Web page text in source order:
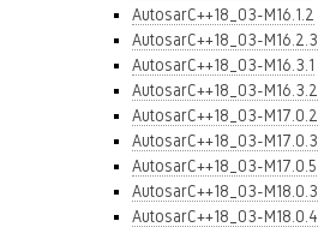
AutosarC++18_03-M16.1.2
AutosarC++18_03-M16.2.3
AutosarC++18_03-M16.3.1
AutosarC++18_03-M16.3.2
AutosarC++18_03-M17.0.2
AutosarC++18_03-M17.0.3
AutosarC++18_03-M17.0.5
AutosarC++18_03-M18.0.3
AutosarC++18_03-M18.0.4